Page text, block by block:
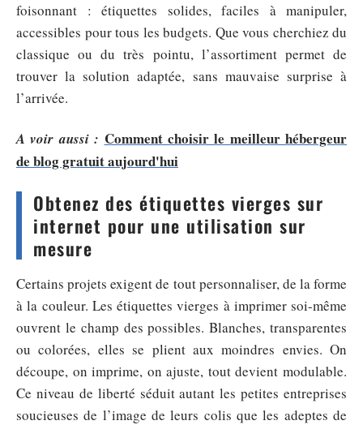
foisonnant : étiquettes solides, faciles à manipuler,
accessibles pour tous les budgets. Que vous cherchiez du
classique ou du très pointu, l’assortiment permet de
trouver la solution adaptée, sans mauvaise surprise à
l’arrivée.
A voir aussi : Comment choisir le meilleur hébergeur
de blog gratuit aujourd'hui
Obtenez des étiquettes vierges sur
internet pour une utilisation sur
mesure
Certains projets exigent de tout personnaliser, de la forme
à la couleur. Les étiquettes vierges à imprimer soi-même
ouvrent le champ des possibles. Blanches, transparentes
ou colorées, elles se plient aux moindres envies. On
découpe, on imprime, on ajuste, tout devient modulable.
Ce niveau de liberté séduit autant les petites entreprises
soucieuses de l’image de leurs colis que les adeptes de